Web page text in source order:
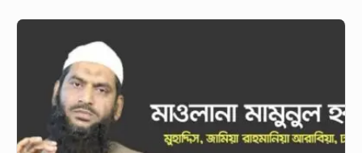
মামুনুল
প্রতিহতের
ছাত্রলীগের